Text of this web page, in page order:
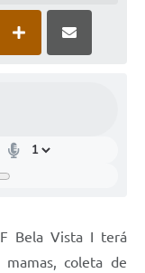
Bela Vista I terá
coleta de